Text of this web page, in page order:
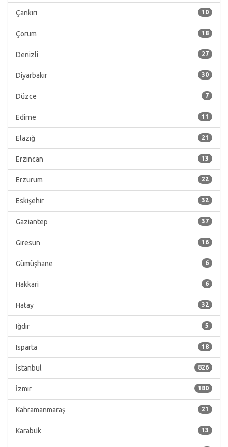
10
Çankırı
18
Çorum
27
Denizli
30
Diyarbakır
7
Düzce
11
Edirne
21
Elazığ
13
Erzincan
22
Erzurum
32
Eskişehir
37
Gaziantep
16
Giresun
6
Gümüşhane
6
Hakkari
32
Hatay
5
Iğdır
18
Isparta
826
İstanbul
180
İzmir
21
Kahramanmaraş
13
Karabük